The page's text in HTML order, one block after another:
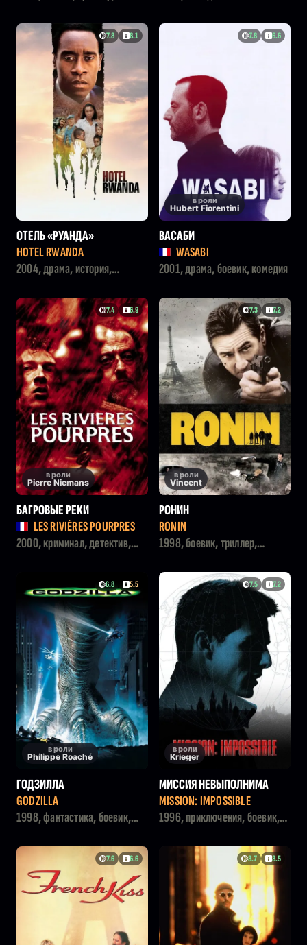
7.8 8.1
ОТЕЛЬ «РУАНДА»
HOTEL RWANDA
2004, драма, история,
7.8 6.6
в роли
Hubert Fiorentini
ВАСАБИ
WASABI
2001, драма, боевик, комедия
7.4 6.9
в роли
Pierre Niemans
БАГРОВЫЕ РЕКИ
LES RIVIÈRES POURPRES
2000, криминал, детектив,
7.3 7.2
в роли
Vincent
РОНИН
RONIN
1998, боевик, триллер,
6.8 5.5
в роли
Philippe Roaché
ГОДЗИЛЛА
GODZILLA
1998, фантастика, боевик,
7.5 7.2
в роли
Krieger
МИССИЯ НЕВЫПОЛНИМА
MISSION: IMPOSSIBLE
1996, приключения, боевик,
7.6 6.6 8.7 8.5